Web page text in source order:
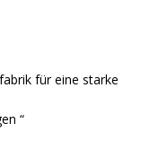
für eine starke
“